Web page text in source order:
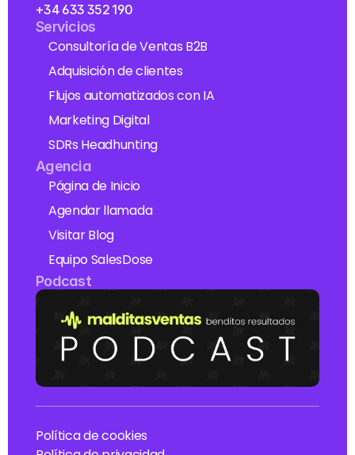
+34 633 352 190
Servicios
Consultoría de Ventas B2B
Adquisición de clientes
Flujos automatizados con IA
Marketing Digital
SDRs Headhunting
Agencia
Página de Inicio
Agendar llamada
Visitar Blog
Equipo SalesDose
Podcast
Política de cookies